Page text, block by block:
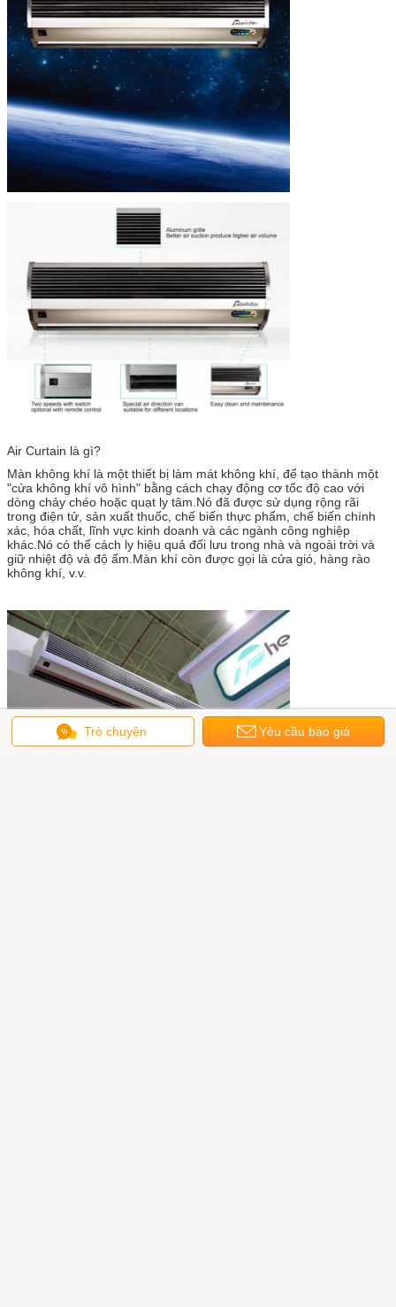
Air Curtain là gì?
Màn không khí là một thiết bị làm mát không khí, để tạo thành một
"cửa không khí vô hình" bằng cách chạy động cơ tốc độ cao với
dòng chảy chéo hoặc quạt ly tâm.Nó đã được sử dụng rộng rãi
trong điện tử, sản xuất thuốc, chế biến thực phẩm, chế biến chính
xác, hóa chất, lĩnh vực kinh doanh và các ngành công nghiệp
khác.Nó có thể cách ly hiệu quả đối lưu trong nhà và ngoài trời và
giữ nhiệt độ và độ ẩm.Màn khí còn được gọi là cửa gió, hàng rào
không khí, v.v.
Trò chuyện Yêu cầu báo giá